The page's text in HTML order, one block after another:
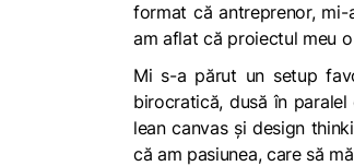
format că antreprenor,
am aflat că proiectul meu
Mi s-a părut un setup
birocratică, dusă în
lean canvas și design
că am pasiunea, care să